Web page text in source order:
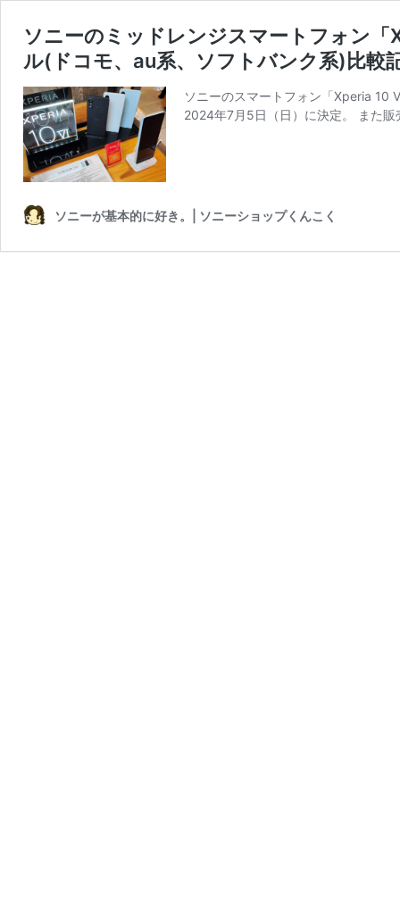
ソニーのミッドレンジスマートフォン
ル(ドコモ、au系、ソフトバンク系)比較
ソニーのスマートフォン「Xperia 10
2024年7月5日（日）に決定。 また
ソニーが基本的に好き。| ソニーショップくんこく